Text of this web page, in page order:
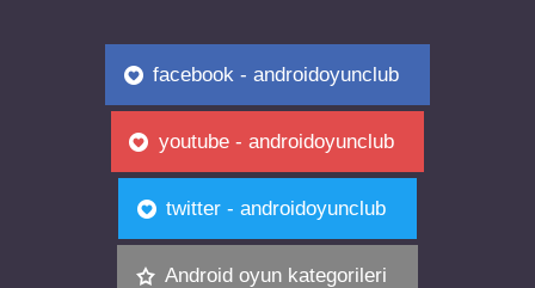
facebook - androidoyunclub
youtube - androidoyunclub
twitter - androidoyunclub
Android oyun kategorileri